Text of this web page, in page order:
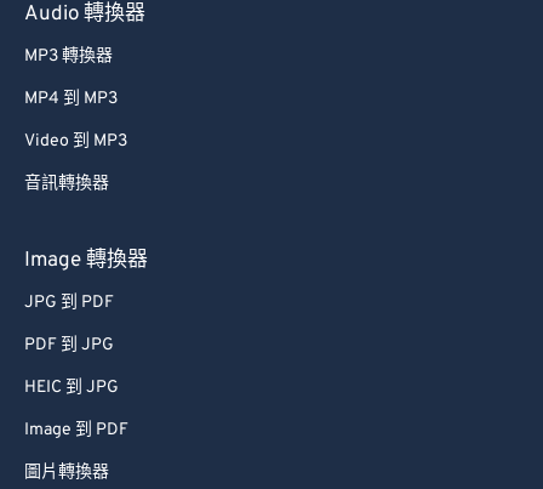
Audio 轉換器
MP3 轉換器
MP4 到 MP3
Video 到 MP3
音訊轉換器
Image 轉換器
JPG 到 PDF
PDF 到 JPG
HEIC 到 JPG
Image 到 PDF
圖片轉換器